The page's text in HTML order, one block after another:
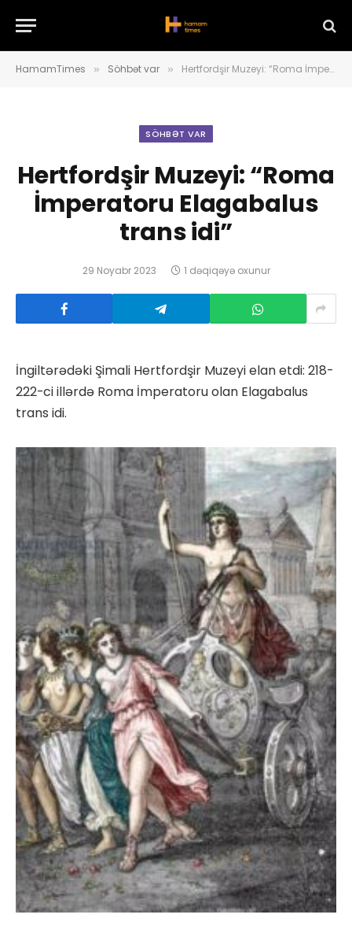
HamamTimes » Söhbət var » Hertfordşir Muzeyi: “Roma İmperatoru Elagabalus trans idi”
SÖHBƏT VAR
Hertfordşir Muzeyi: “Roma
İmperatoru Elagabalus
trans idi”
29 Noyabr 2023 1 dəqiqəyə oxunur
İngiltərədəki Şimali Hertfordşir Muzeyi elan etdi: 218-
222-ci illərdə Roma İmperatoru olan Elagabalus
trans idi.